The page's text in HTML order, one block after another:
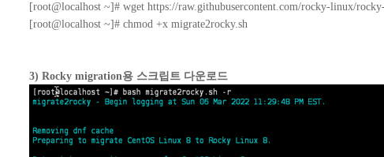
[root@localhost ~]# wget https://raw.githubusercontent.com/rocky-linux/
[root@localhost ~]# chmod +x migrate2rocky.sh
3) Rocky migration용 스크립트 다운로드